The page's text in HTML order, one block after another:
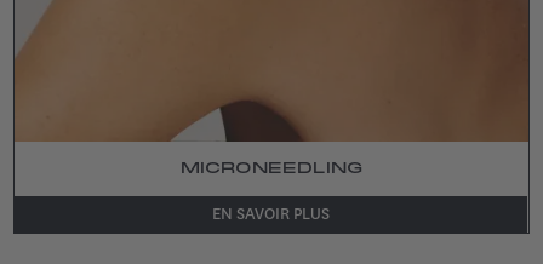
MICRONEEDLING
EN SAVOIR PLUS